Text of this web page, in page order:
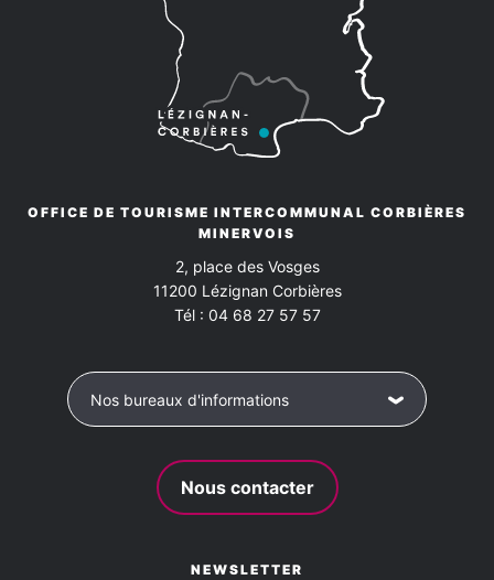
OFFICE DE TOURISME INTERCOMMUNAL CORBIÈRES
MINERVOIS
2, place des Vosges
11200 Lézignan Corbières
Tél : 04 68 27 57 57
Nos bureaux d'informations
Nous contacter
NEWSLETTER